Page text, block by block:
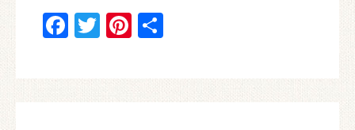
Facebook
Twitter
Pinterest